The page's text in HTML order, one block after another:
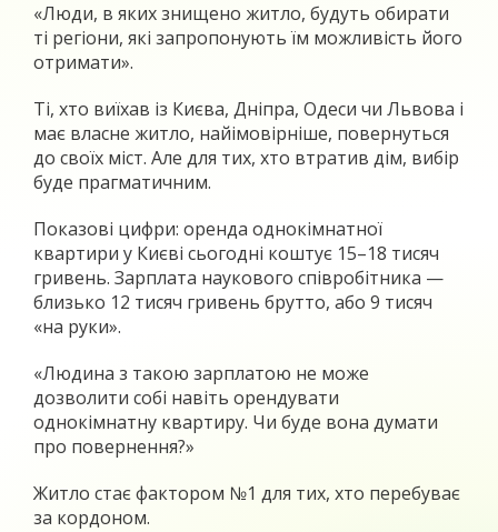
«Люди, в яких знищено житло, будуть обирати
ті регіони, які запропонують їм можливість його
отримати».
Ті, хто виїхав із Києва, Дніпра, Одеси чи Львова і
має власне житло, найімовірніше, повернуться
до своїх міст. Але для тих, хто втратив дім, вибір
буде прагматичним.
Показові цифри: оренда однокімнатної
квартири у Києві сьогодні коштує 15–18 тисяч
гривень. Зарплата наукового співробітника —
близько 12 тисяч гривень брутто, або 9 тисяч
«на руки».
«Людина з такою зарплатою не може
дозволити собі навіть орендувати
однокімнатну квартиру. Чи буде вона думати
про повернення?»
Житло стає фактором №1 для тих, хто перебуває
за кордоном.